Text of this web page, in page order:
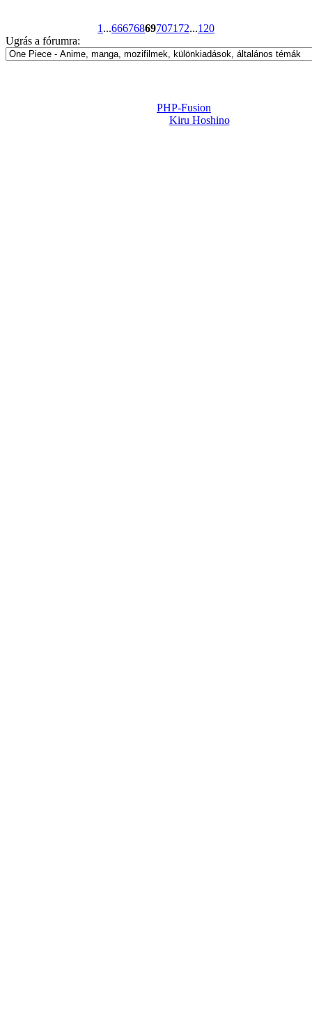
1 ...666768697071 72...120
Ugrás a fórumra:
PHP-Fusion
Kiru Hoshino